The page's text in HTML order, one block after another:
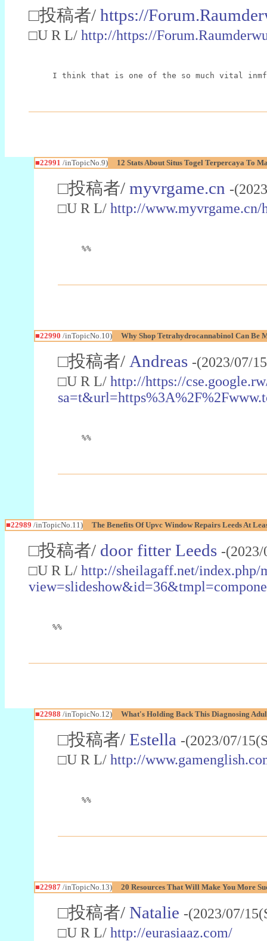
□投稿者/ https://
□U R L/ http://https://
I think that is one of the so much vital
■22991 /inTopicNo.9) 12 Stats About Situs Togel Terpercaya To
□投稿者/ myvrgame.cn -
□U R L/ http://www.myvrgame.cn/
%%
■22990 /inTopicNo.10) Why Shop Tetrahydrocannabinol Can Be
□投稿者/ Andreas -(2023/07/
□U R L/ http://https://
%%
■22989 /inTopicNo.11) The Benefits Of Upvc Window Repairs Leeds At
□投稿者/ door fitter Leeds -
□U R L/ http://sheilagaff.net/index.php/
%%
■22988 /inTopicNo.12) What's Holding Back This Diagnosing
□投稿者/ Estella -(2023/07/
□U R L/ http://
%%
■22987/inTopicNo.13) 20 Resources That Will Make You More
□投稿者/ Natalie -(2023/07/
□U R L/ http://eurasiaaz.com/